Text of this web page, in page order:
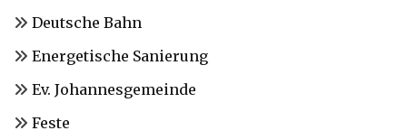
Deutsche Bahn
Energetische Sanierung
Ev. Johannesgemeinde
Feste